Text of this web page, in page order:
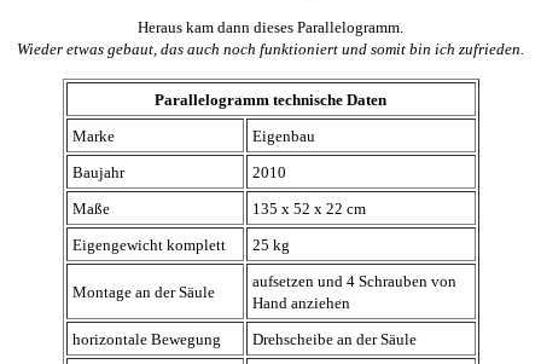
Heraus kam dann dieses Parallelogramm.
Wieder etwas gebaut, das auch noch funktioniert und somit bin ich zufrieden.
Parallelogramm technische Daten
Marke
Eigenbau
Baujahr
2010
Maße
135 x 52 x 22 cm
Eigengewicht komplett
25 kg
Montage an der Säule
aufsetzen und 4 Schrauben von
Hand anziehen
horizontale Bewegung
Drehscheibe an der Säule